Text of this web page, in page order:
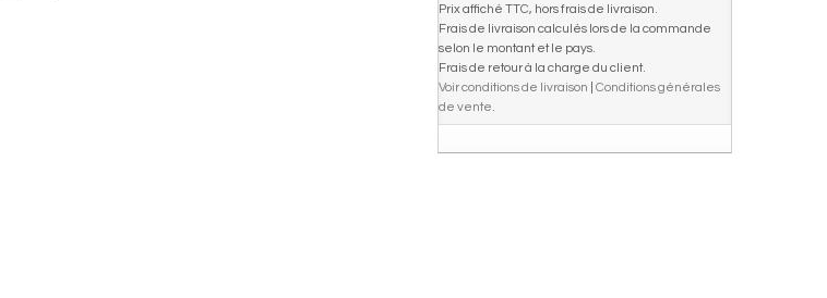
Prix affiché TTC, hors frais de livraison.
Frais de livraison calculés lors de la commande
selon le montant et le pays.
Frais de retour à la charge du client.
Voir conditions de livraison
Conditions générales
de vente